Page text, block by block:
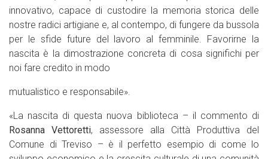
innovativo, capace di custodire la memoria storica delle
nostre radici artigiane e, al contempo, di fungere da bussola
per le sfide future del lavoro al femminile. Favorirne la
nascita è la dimostrazione concreta di cosa significhi per
noi fare credito in modo
mutualistico e responsabile».
«La nascita di questa nuova biblioteca – il commento di
Rosanna Vettoretti, assessore alla Città Produttiva del
Comune di Treviso – è il perfetto esempio di come lo